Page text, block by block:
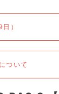
）
ついて